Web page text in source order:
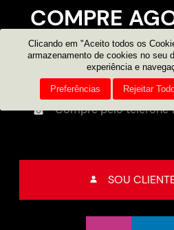
COMPRE
Consultor on-line
Atendimento por e-
Compre pelo telefone
SOU
Clicando em "Aceito todos os
armazenamento de cookies no seu
experiência e
Preferências Rejeitar